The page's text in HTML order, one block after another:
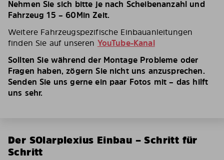
Nehmen Sie sich bitte je nach Scheibenanzahl und
Fahrzeug 15 – 60Min Zeit.
Weitere Fahrzeugspezifische Einbauanleitungen
finden Sie auf unseren YouTube-Kanal
Sollten Sie während der Montage Probleme oder
Fragen haben, zögern Sie nicht uns anzusprechen.
Senden Sie uns gerne ein paar Fotos mit – das hilft
uns sehr.
Der SOlarplexius Einbau – Schritt für
Schritt